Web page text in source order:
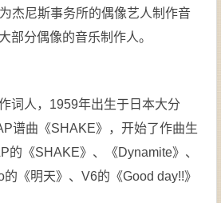
杰尼斯事务所的偶像艺人制作音
部分偶像的音乐制作人。
词人，1959年出生于日本大分
谱曲《SHAKE》，开始了作曲生
的《SHAKE》、《Dynamite》、
的《明天》、V6的《Good day!!》